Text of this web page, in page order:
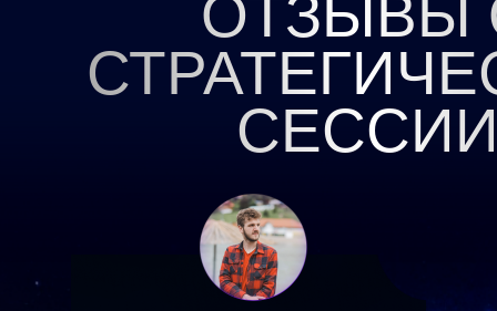
ОТЗЫВЫ